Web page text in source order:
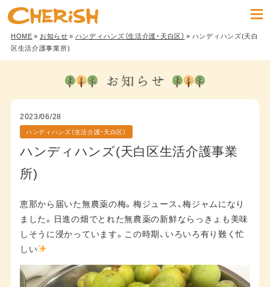
HOME» お知らせ» ハンディハンズ（生活介護・天白区） » ハンディハンズ(天白
区生活介護事業所)
2023/06/28
ハンディハンズ（生活介護・天白区）
ハンディハンズ(天白区生活介護事業
所)
恵那から届いた無農薬の梅。梅ジュース、梅ジャムになり
ました。日進の畑でとれた無農薬の新鮮ならっきょも美味
しそうに浸かっています。この時期、いろいろ有り難く忙
しい